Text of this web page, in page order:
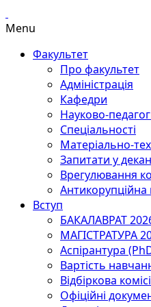
Menu
Факультет
Про факультет
Адміністрація
Кафедри
Науково-
Спеціальності
Матеріально-
Запитати у
Врегулювання
Антикорупційна
Вступ
БАКАЛАВРАТ
МАГІСТРАТУРА
Аспірантура
Вартість
Відбіркова
Офіційні